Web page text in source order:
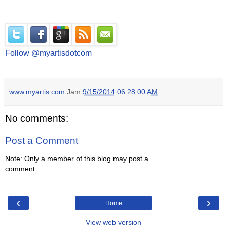
Follow @myartisdotcom
www.myartis.com Jam 9/15/2014 06:28:00 AM
No comments:
Post a Comment
Note: Only a member of this blog may post a
comment.
‹ ›
Home
View web version